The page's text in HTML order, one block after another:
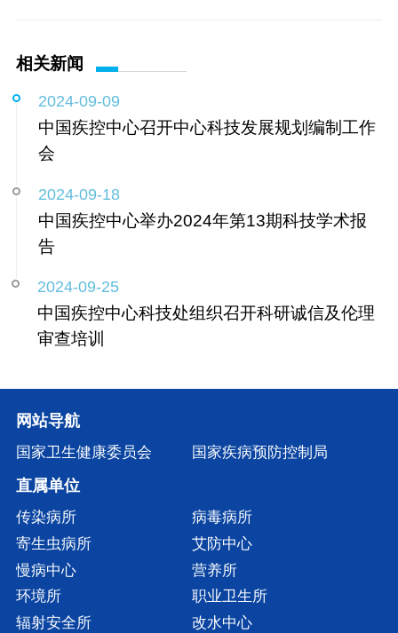
相关新闻
2024-09-09
中国疾控中心召开中心科技发展规划编制工作
会
2024-09-18
中国疾控中心举办2024年第13期科技学术报
告
2024-09-25
中国疾控中心科技处组织召开科研诚信及伦理
审查培训
网站导航
国家卫生健康委员会 国家疾病预防控制局
直属单位
传染病所
病毒病所
寄生虫病所
艾防中心
慢病中心
营养所
环境所
职业卫生所
辐射安全所
改水中心